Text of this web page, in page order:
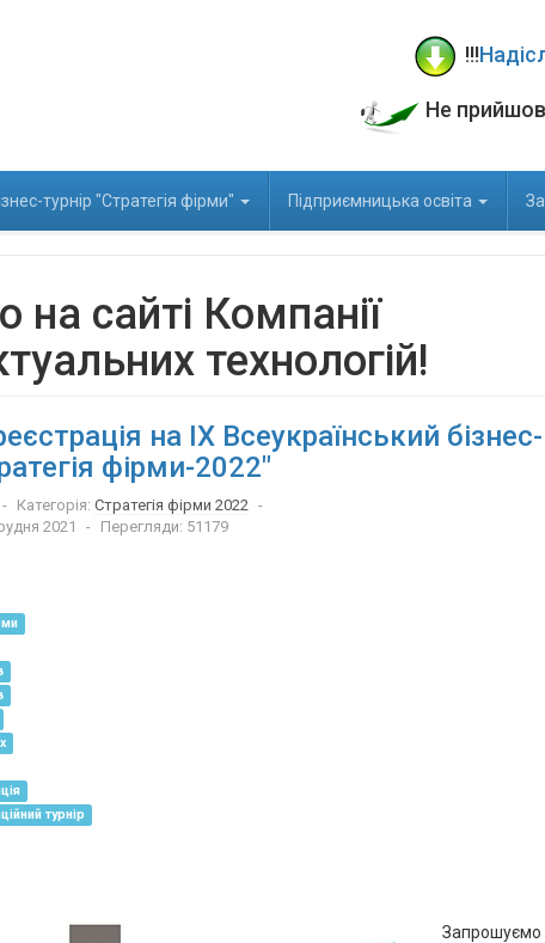
!!!
Не
турнір "Стратегія фірми" Підприємницька освіта
на сайті Компанії
технологій!
на IX Всеукраїнський бізнес-
фірми-2022"
Категорія: Стратегія фірми 2022
2021
Перегляди: 51179
турнір
Запрошуємо